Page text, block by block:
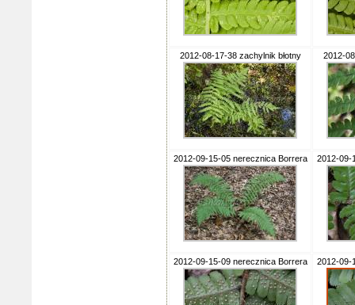
2012-08-17-38 zachylnik błotny 2012-
2012-09-15-05 nerecznica Borrera 2012-09-
2012-09-15-09 nerecznica Borrera 2012-09-